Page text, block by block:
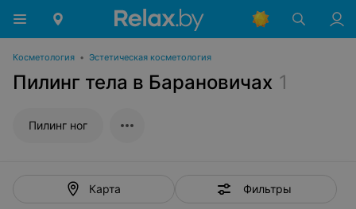
Косметология • Эстетическая косметология
Пилинг тела в Барановичах 1
Пилинг ног
Карта Фильтры